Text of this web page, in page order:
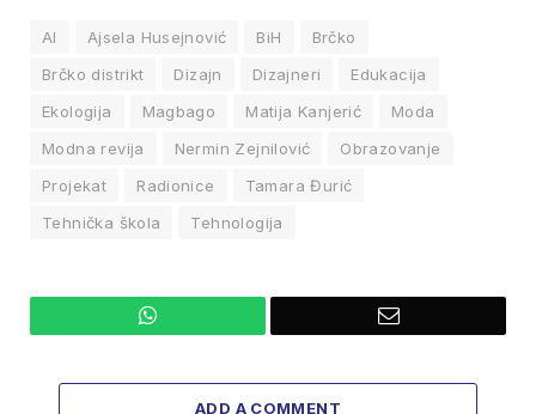
AI Ajsela Husejnović BiH
Brčko
Brčko distrikt
Dizajn Dizajneri
Edukacija
Ekologija
Magbago Matija Kanjerić
Moda
Modna revija
Nermin Zejnilović
Obrazovanje
Projekat
Radionice
Tamara Đurić
Tehnička škola
Tehnologija
WhatsApp Email
ADD A COMMENT